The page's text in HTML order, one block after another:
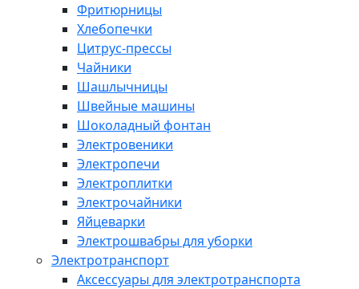
Фритюрницы
Хлебопечки
Цитрус-прессы
Чайники
Шашлычницы
Швейные машины
Шоколадный фонтан
Электровеники
Электропечи
Электроплитки
Электрочайники
Яйцеварки
Электрошвабры для уборки
Электротранспорт
Аксессуары для электротранспорта